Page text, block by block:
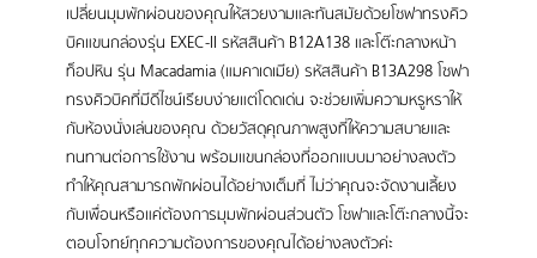
เปลี่ยนมุมพักผ่อนของคุณให้สวยงามและทันสมัยด้วยโซฟาทรงคิว
บิคแขนกล่องรุ่น EXEC-II รหัสสินค้า B12A138 และโต๊ะกลางหน้า
ท็อปหิน รุ่น Macadamia (แมคาเดเมีย) รหัสสินค้า B13A298โซฟา
ทรงคิวบิคที่มีดีไซน์เรียบง่ายแต่โดดเด่น จะช่วยเพิ่มความหรูหราให้
กับห้องนั่งเล่นของคุณ ด้วยวัสดุคุณภาพสูงที่ให้ความสบายและ
ทนทานต่อการใช้งาน พร้อมแขนกล่องที่ออกแบบมาอย่างลงตัว
ทำให้คุณสามารถพักผ่อนได้อย่างเต็มที่ ไม่ว่าคุณจะจัดงานเลี้ยง
กับเพื่อนหรือแค่ต้องการมุมพักผ่อนส่วนตัว โซฟาและโต๊ะกลางนี้จะ
ตอบโจทย์ทุกความต้องการของคุณได้อย่างลงตัวค่ะ